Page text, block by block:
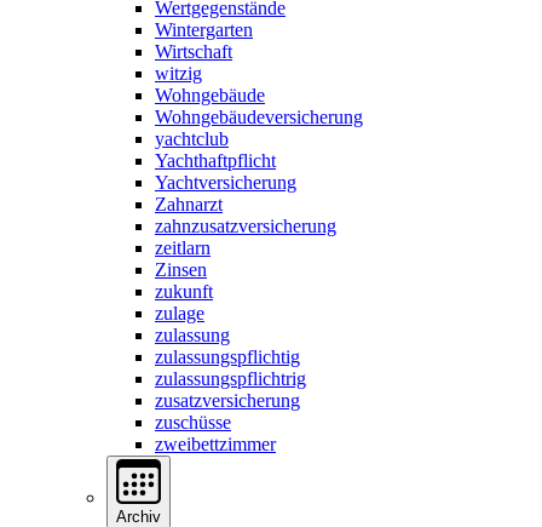
Wertgegenstände
Wintergarten
Wirtschaft
witzig
Wohngebäude
Wohngebäudeversicherung
yachtclub
Yachthaftpflicht
Yachtversicherung
Zahnarzt
zahnzusatzversicherung
zeitlarn
Zinsen
zukunft
zulage
zulassung
zulassungspflichtig
zulassungspflichtrig
zusatzversicherung
zuschüsse
zweibettzimmer
Archiv